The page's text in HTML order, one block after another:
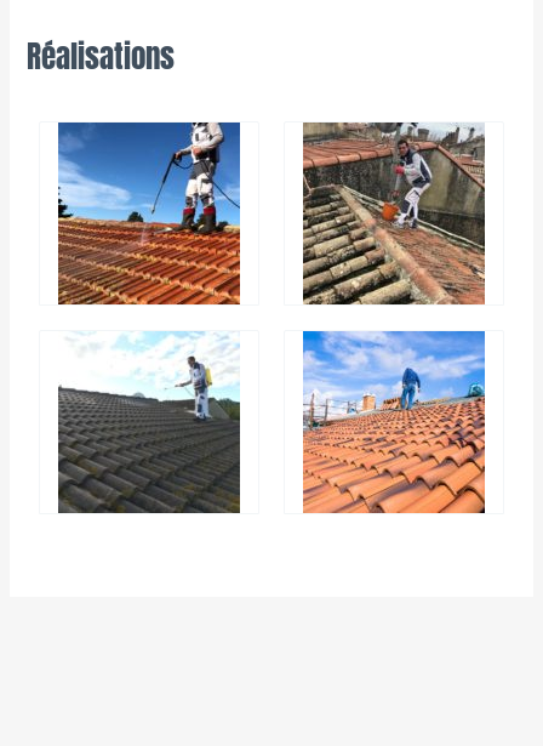
Réalisations